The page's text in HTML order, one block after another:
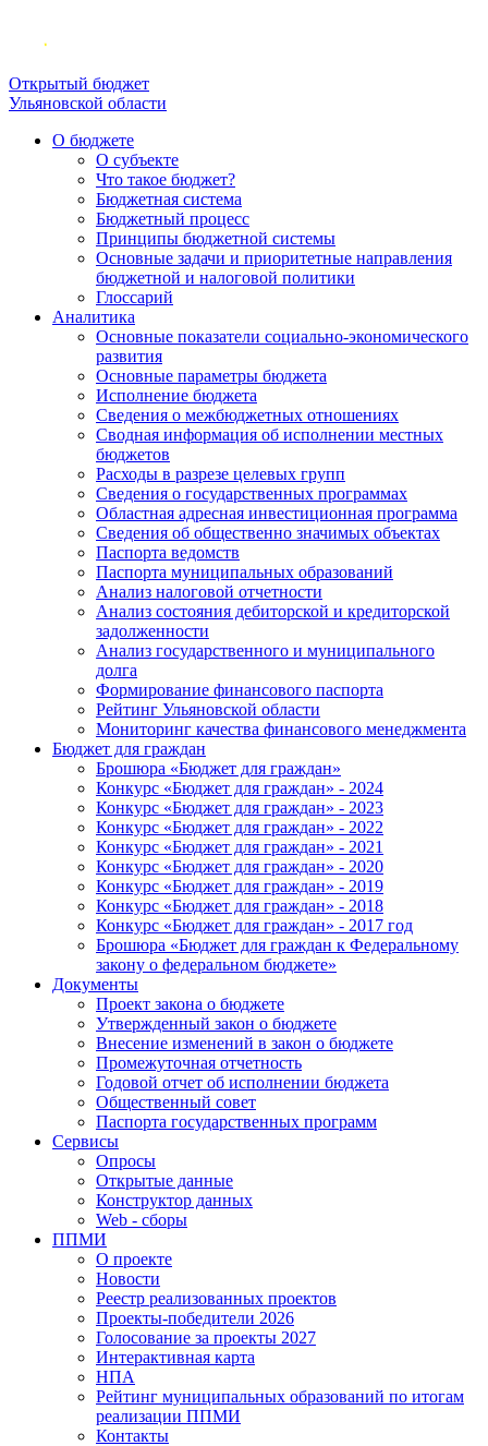
Открытый бюджет
Ульяновской области
О бюджете
О субъекте
Что такое бюджет?
Бюджетная система
Бюджетный процесс
Принципы бюджетной системы
Основные задачи и приоритетные направления
бюджетной и налоговой политики
Глоссарий
Аналитика
Основные показатели социально-экономического
развития
Основные параметры бюджета
Исполнение бюджета
Сведения о межбюджетных отношениях
Сводная информация об исполнении местных
бюджетов
Расходы в разрезе целевых групп
Сведения о государственных программах
Областная адресная инвестиционная программа
Сведения об общественно значимых объектах
Паспорта ведомств
Паспорта муниципальных образований
Анализ налоговой отчетности
Анализ состояния дебиторской и кредиторской
задолженности
Анализ государственного и муниципального
долга
Формирование финансового паспорта
Рейтинг Ульяновской области
Мониторинг качества финансового менеджмента
Бюджет для граждан
Брошюра «Бюджет для граждан»
Конкурс «Бюджет для граждан» - 2024
Конкурс «Бюджет для граждан» - 2023
Конкурс «Бюджет для граждан» - 2022
Конкурс «Бюджет для граждан» - 2021
Конкурс «Бюджет для граждан» - 2020
Конкурс «Бюджет для граждан» - 2019
Конкурс «Бюджет для граждан» - 2018
Конкурс «Бюджет для граждан» - 2017 год
Брошюра «Бюджет для граждан к Федеральному
закону о федеральном бюджете»
Документы
Проект закона о бюджете
Утвержденный закон о бюджете
Внесение изменений в закон о бюджете
Промежуточная отчетность
Годовой отчет об исполнении бюджета
Общественный совет
Паспорта государственных программ
Сервисы
Опросы
Открытые данные
Конструктор данных
Web - сборы
ППМИ
О проекте
Новости
Реестр реализованных проектов
Проекты-победители 2026
Голосование за проекты 2027
Интерактивная карта
НПА
Рейтинг муниципальных образований по итогам
реализации ППМИ
Контакты